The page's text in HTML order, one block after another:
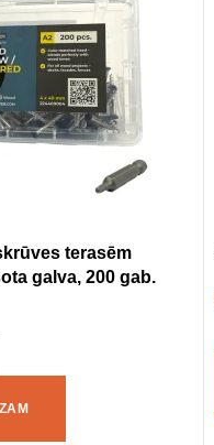
terasēm
galva, 200 gab.